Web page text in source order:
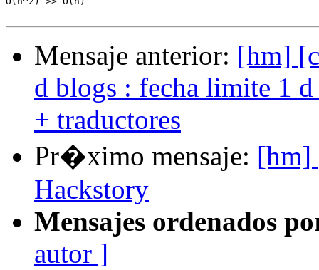
Mensaje anterior: [hm]
d blogs : fecha limite 1
+ traductores
Pr�ximo mensaje: [hm]
Hackstory
Mensajes ordenados
autor ]